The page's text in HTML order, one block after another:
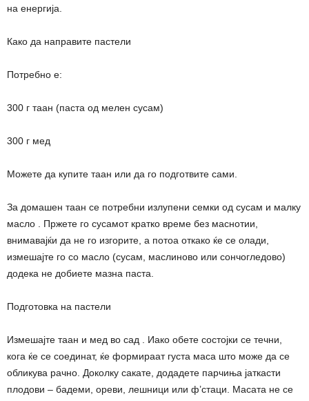
на енергија.
Како да направите пастели
Потребно е:
300 г таан (паста од мелен сусам)
300 г мед
Можете да купите таан или да го подготвите сами.
За домашен таан се потребни излупени семки од сусам и малку
масло . Пржете го сусамот кратко време без маснотии,
внимавајќи да не го изгорите, а потоа откако ќе се олади,
измешајте го со масло (сусам, маслиново или сончогледово)
додека не добиете мазна паста.
Подготовка на пастели
Измешајте таан и мед во сад . Иако обете состојки се течни,
кога ќе се соединат, ќе формираат густа маса што може да се
обликува рачно. Доколку сакате, додадете парчиња јаткасти
плодови – бадеми, ореви, лешници или ф’стаци. Масата не се